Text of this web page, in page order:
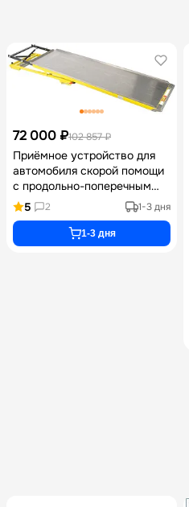
72 000 ₽102 857 ₽
Приёмное устройство для
автомобиля скорой помощи
с продольно-поперечным
перемещением Med-Mos
3ПУ размером
2050х580х125 мм и
максимальной нагрузкой до
5 2 1-3 дня
1-3 дня